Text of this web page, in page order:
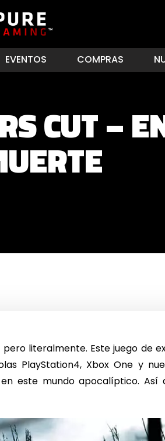
EVENTOS COMPRAS
CUT –
literalmente. Este juego de
PlayStation4, Xbox One y
este mundo apocalíptico.